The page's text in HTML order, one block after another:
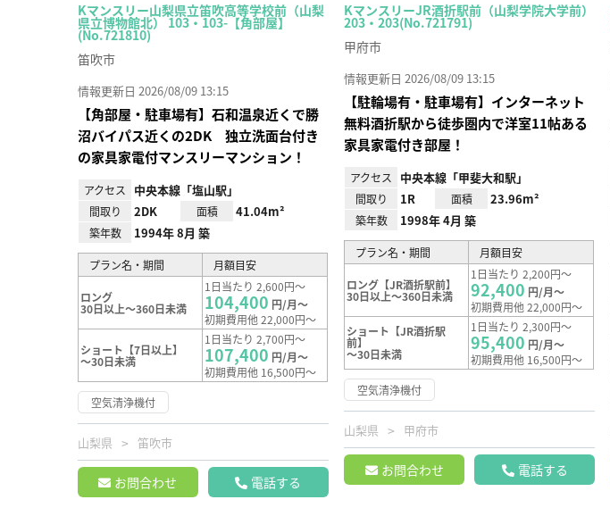
Kマンスリー山梨県立笛吹高等学校前（山梨
県立博物館北） 103・103-【角部屋】
(No.721810)
笛吹市
情報更新日 2026/08/09 13:15
【角部屋・駐車場有】石和温泉近くで勝
沼バイパス近くの2DK 独立洗面台付き
の家具家電付マンスリーマンション！
アクセス 中央本線「塩山駅」
間取り 2DK 面積 41.04m²
築年数 1994年 8月 築
プラン名・期間 月額目安
ロング
30日以上～360日未満
1日当たり 2,600円～
104,400 円/月～
初期費用他 22,000円～
ショート【7日以上】
～30日未満
1日当たり 2,700円～
107,400 円/月～
初期費用他 16,500円～
空気清浄機付
山梨県 笛吹市
お問合わせ 電話する
KマンスリーJR酒折駅前（山梨学院大学前）
203・203(No.721791)
甲府市
情報更新日 2026/08/09 13:15
【駐輪場有・駐車場有】インターネット
無料酒折駅から徒歩圏内で洋室11帖ある
家具家電付き部屋！
アクセス 中央本線「甲斐大和駅」
間取り 1R 面積 23.96m²
築年数 1998年 4月 築
プラン名・期間 月額目安
ロング【JR酒折駅前】
30日以上～360日未満
1日当たり 2,200円～
92,400 円/月～
初期費用他 22,000円～
ショート【JR酒折駅
前】
～30日未満
1日当たり 2,300円～
95,400 円/月～
初期費用他 16,500円～
空気清浄機付
山梨県 甲府市
お問合わせ 電話する